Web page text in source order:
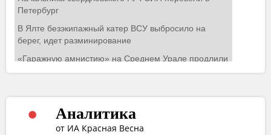
Аналитика
от ИА Красная Весна